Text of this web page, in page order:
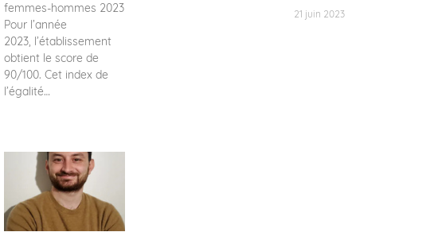
femmes-hommes 2023
Pour l’année
2023, l’établissement
obtient le score de
90/100. Cet index de
l’égalité
21 juin 2023